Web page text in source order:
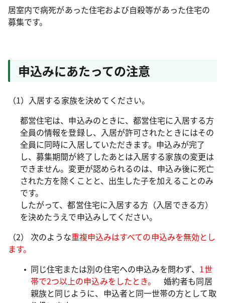
居室内で病死があった住宅および自殺等があった住宅の
募集です。
申込みにあたっての注意
（1）入居する家族を決めてください。
都営住宅は、申込みのときに、都営住宅に入居する方
全員の情報を登録し、入居が許可されたときにはその
全員に同時に入居していただきます。申込みが完了
し、募集期間が終了したあとは入居する家族の変更は
できません。変更が認められるのは、申込み後に死亡
された方を除くことと、出生した子を加えることのみ
です。
したがって、都営住宅に入居する方（入居できる方）
を決めたうえで申込みしてください。
（2） 次のような重複申込みはすべての申込みを無効とし
ます。
同じ住宅または別の住宅への申込みを問わず、 1世
帯で2つ以上の申込みをしたとき。
婚約者も同居
親族と同じように、申込者と同一世帯の方として取